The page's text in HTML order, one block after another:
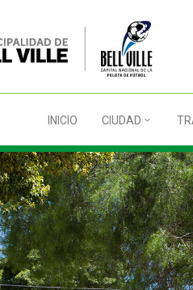
INICIO CIUDAD